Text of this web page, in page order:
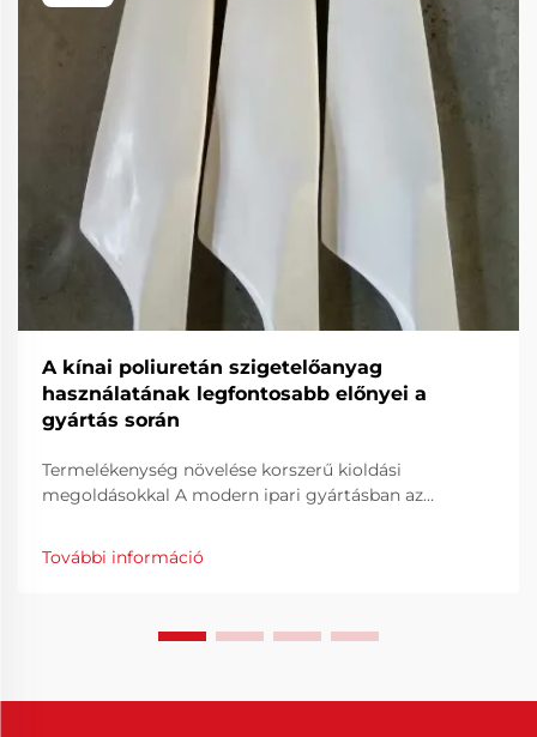
A kínai poliuretán szigetelőanyag
használatának legfontosabb előnyei a
gyártás során
Termelékenység növelése korszerű kioldási
megoldásokkal A modern ipari gyártásban az
versenyképesség megőrzéséhez. Az egyik
legfontosabb eszköz a termelési hatékonyság
További információ